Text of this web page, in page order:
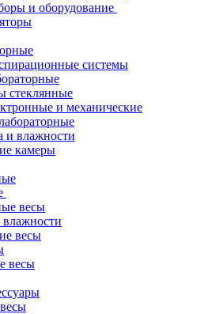
и оборудование
системы
стеклянные
и механические
и влажности
камеры
весы
весы
весы